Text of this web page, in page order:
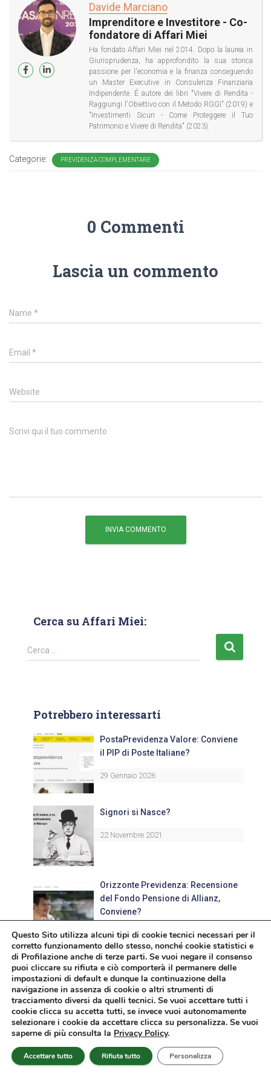
Davide Marciano
Imprenditore e Investitore - Co-
fondatore di Affari Miei
Ha fondato Affari Miei nel 2014. Dopo la laurea in
Giurisprudenza, ha approfondito la sua storica
passione per l'economia e la finanza conseguendo
un Master Executive in Consulenza Finanziaria
Indipendente. É autore dei libri "Vivere di Rendita -
Raggiungi l'Obiettivo con il Metodo RGGI" (2019) e
"Investimenti Sicuri - Come Proteggere il Tuo
Patrimonio e Vivere di Rendita" (2023).
Categorie: PREVIDENZA COMPLEMENTARE
0 Commenti
Lascia un commento
Name *
Email *
Website
Scrivi qui il tuo commento
Cerca su Affari Miei:
Cerca …
Potrebbero interessarti
PostaPrevidenza Valore: Conviene
il PIP di Poste Italiane?
29 Gennaio 2026
Signori si Nasce?
22 Novembre 2021
Orizzonte Previdenza: Recensione
del Fondo Pensione di Allianz,
Conviene?
5 Marzo 2025
Una BOMBA Pronta a Esplodere!
15 Novembre 2021
UniCredit Pensione P.I.P. CNP:
Conviene la Previdenza
Complementare di CNP Vita?
Questo Sito utilizza alcuni tipi di cookie tecnici necessari per il
corretto funzionamento dello stesso, nonché cookie statistici e
di Profilazione anche di terze parti. Se vuoi negare il consenso
puoi cliccare su rifiuta e ciò comporterà il permanere delle
impostazioni di default e dunque la continuazione della
navigazione in assenza di cookie o altri strumenti di
tracciamento diversi da quelli tecnici. Se vuoi accettare tutti i
cookie clicca su accetta tutti, se invece vuoi autonomamente
selezionare i cookie da accettare clicca su personalizza. Se vuoi
saperne di più consulta la Privacy Policy.
Accettare tutto Rifiuta tutto Personalizza